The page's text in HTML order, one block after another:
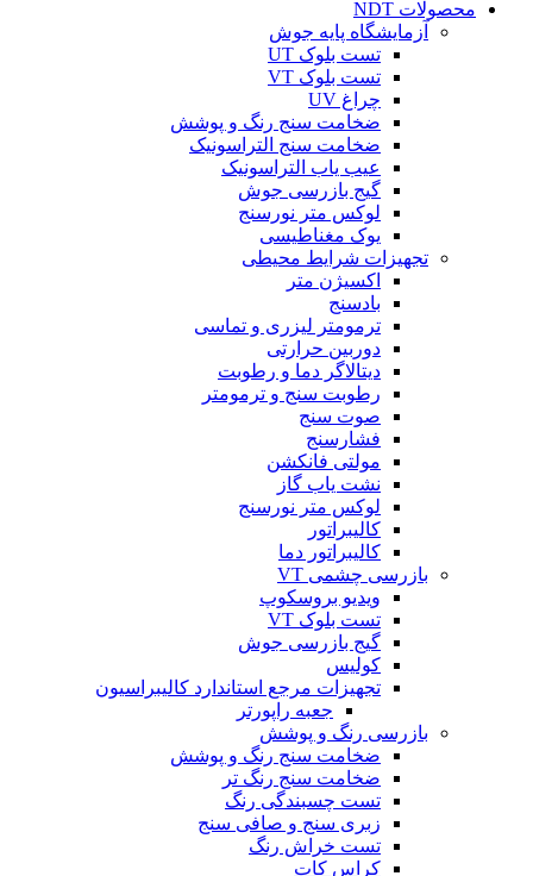
محصولات NDT
آزمایشگاه پایه جوش
تست بلوک UT
تست بلوک VT
چراغ UV
ضخامت سنج رنگ و پوشش
ضخامت سنج التراسونیک
عیب یاب التراسونیک
گیج بازرسی جوش
لوکس متر نورسنج
یوک مغناطیسی
تجهیزات شرایط محیطی
اکسیژن متر
بادسنج
ترمومتر لیزری و تماسی
دوربین حرارتی
دیتالاگر دما و رطوبت
رطوبت سنج و ترمومتر
صوت سنج
فشارسنج
مولتی فانکشن
نشت یاب گاز
لوکس متر نورسنج
کالیبراتور
کالیبراتور دما
بازرسی چشمی VT
ویدیو بروسکوپ
تست بلوک VT
گیج بازرسی جوش
کولیس
تجهیزات مرجع استاندارد کالیبراسیون
جعبه راپورتر
بازرسی رنگ و پوشش
ضخامت سنج رنگ و پوشش
ضخامت سنج رنگ تر
تست چسبندگی رنگ
زبری سنج و صافی سنج
تست خراش رنگ
کراس کات